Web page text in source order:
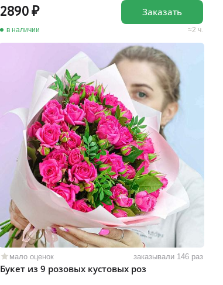
2890
в наличии 2 ч.
Заказать
мало оценок заказывали 146 раз
Букет из 9 розовых кустовых роз